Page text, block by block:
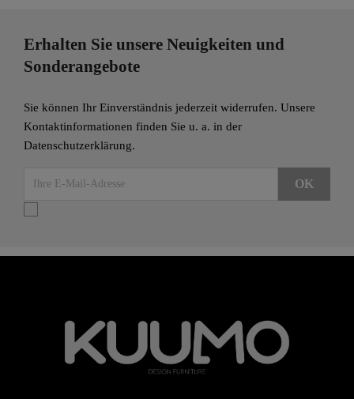
Erhalten Sie unsere Neuigkeiten und
Sonderangebote
Sie können Ihr Einverständnis jederzeit widerrufen. Unsere
Kontaktinformationen finden Sie u. a. in der
Datenschutzerklärung.